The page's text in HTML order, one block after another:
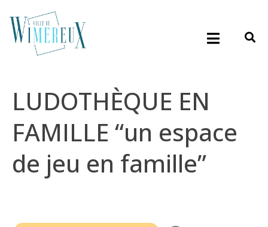
LUDOTHÈQUE EN
FAMILLE “un espace
de jeu en famille”